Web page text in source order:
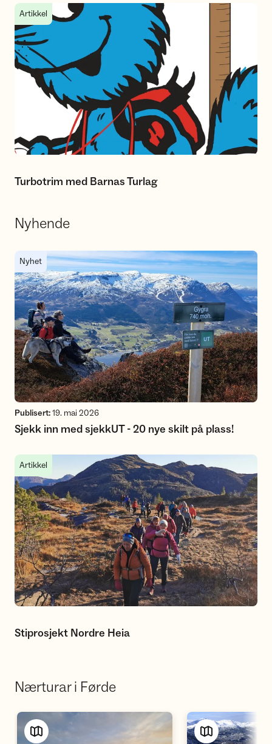
Turbotrim med Barnas Turlag
Artikkel
Turbotrim med Barnas Turlag
Nyhende
Sjekk inn med sjekkUT - 20 nye skilt på plass!
Nyhet
Publisert:19. mai 2026
Sjekk inn med sjekkUT - 20 nye skilt på plass!
Stiprosjekt Nordre Heia
Artikkel
Stiprosjekt Nordre Heia
Nærturar i Førde